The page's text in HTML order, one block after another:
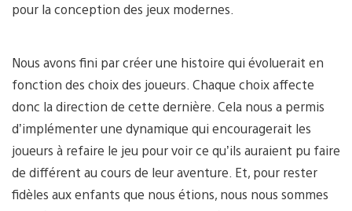
pour la conception des jeux modernes.
Nous avons fini par créer une histoire qui évoluerait en
fonction des choix des joueurs. Chaque choix affecte
donc la direction de cette dernière. Cela nous a permis
d’implémenter une dynamique qui encouragerait les
joueurs à refaire le jeu pour voir ce qu’ils auraient pu faire
de différent au cours de leur aventure. Et, pour rester
fidèles aux enfants que nous étions, nous nous sommes